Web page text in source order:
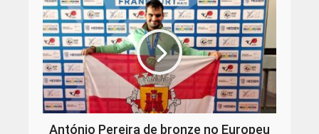
António Pereira de bronze no Europeu